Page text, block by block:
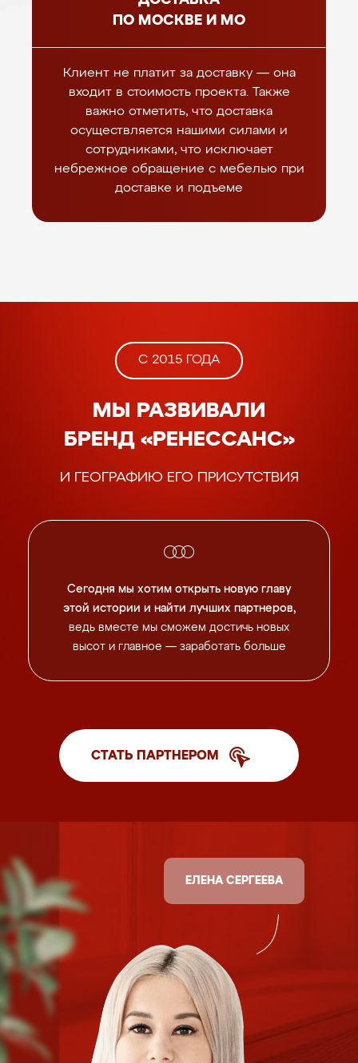
ПО МОСКВЕ И МО
Клиент не платит за доставку — она
входит в стоимость проекта. Также
важно отметить, что доставка
осуществляется нашими силами и
сотрудниками, что исключает
небрежное обращение с мебелью при
доставке и подъеме
С 2015 ГОДА
МЫ РАЗВИВАЛИ
БРЕНД «РЕНЕССАНС»
И ГЕОГРАФИЮ ЕГО ПРИСУТСТВИЯ
Сегодня мы хотим открыть новую главу
этой истории и найти лучших партнеров,
ведь вместе мы сможем достичь новых
высот и главное — заработать больше
СТАТЬ ПАРТНЕРОМ
ЕЛЕНА СЕРГЕЕВА